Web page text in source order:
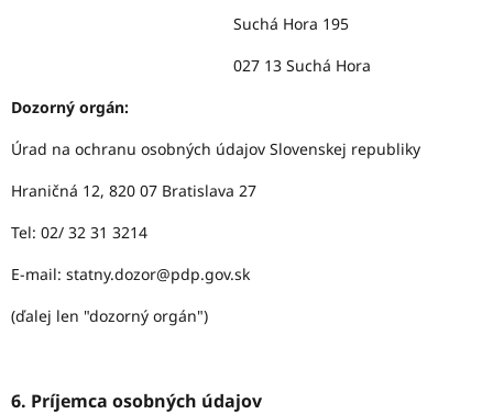
Suchá Hora 195
027 13 Suchá Hora
Dozorný orgán:
Úrad na ochranu osobných údajov Slovenskej republiky
Hraničná 12, 820 07 Bratislava 27
Tel: 02/ 32 31 3214
E-mail: statny.dozor@pdp.gov.sk
(ďalej len "dozorný orgán")
6. Príjemca osobných údajov